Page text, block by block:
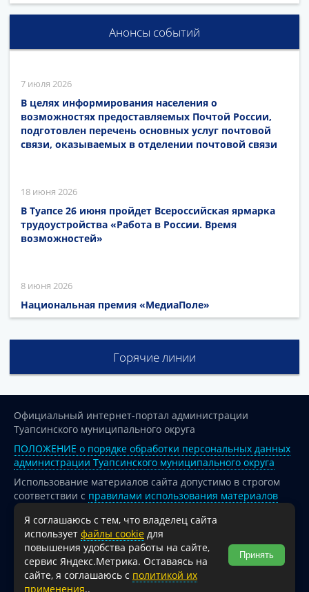
Анонсы событий
7 июля 2026
В целях информирования населения о
возможностях предоставляемых Почтой России,
подготовлен перечень основных услуг почтовой
связи, оказываемых в отделении почтовой связи
18 июня 2026
В Туапсе 26 июня пройдет Всероссийская ярмарка
трудоустройства «Работа в России. Время
возможностей»
8 июня 2026
Национальная премия «МедиаПоле»
Горячие линии
Официальный интернет-портал администрации
Туапсинского муниципального округа
ПОЛОЖЕНИЕ о порядке обработки персональных данных
администрации Туапсинского муниципального округа
Использование материалов сайта допустимо в строгом
соответствии с правилами использования материалов
опубликованных на сайте
При перепечатке и использовании информации ссылка
на источник обязательна.
Для сайтов и страниц сети Интернет обязательна
активная гиперссылка на официальный интернет-портал
Я соглашаюсь с тем, что владелец сайта
использует файлы cookie для
повышения удобства работы на сайте,
сервис Яндекс.Метрика. Оставаясь на
сайте, я соглашаюсь с политикой их
применения..
Принять